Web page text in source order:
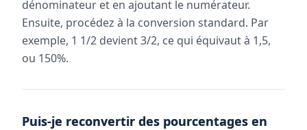
dénominateur et en ajoutant le numérateur.
Ensuite, procédez à la conversion standard. Par
exemple, 1 1/2 devient 3/2, ce qui équivaut à 1,5,
ou 150%.
Puis-je reconvertir des pourcentages en